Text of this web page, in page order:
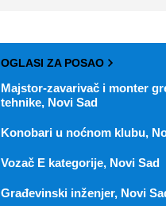
OGLASI ZA POSAO
Majstor-zavarivač i monter
tehnike, Novi Sad
Konobari u noćnom klubu,
Vozač E kategorije, Novi Sad
Građevinski inženjer, Novi